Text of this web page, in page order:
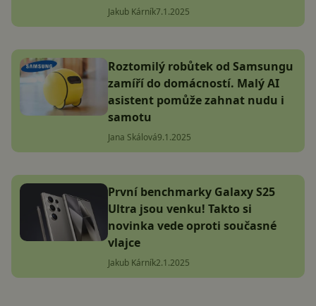
Jakub Kárník7.1.2025
Roztomilý robůtek od Samsungu
zamíří do domácností. Malý AI
asistent pomůže zahnat nudu i
samotu
Jana Skálová9.1.2025
První benchmarky Galaxy S25
Ultra jsou venku! Takto si
novinka vede oproti současné
vlajce
Jakub Kárník2.1.2025